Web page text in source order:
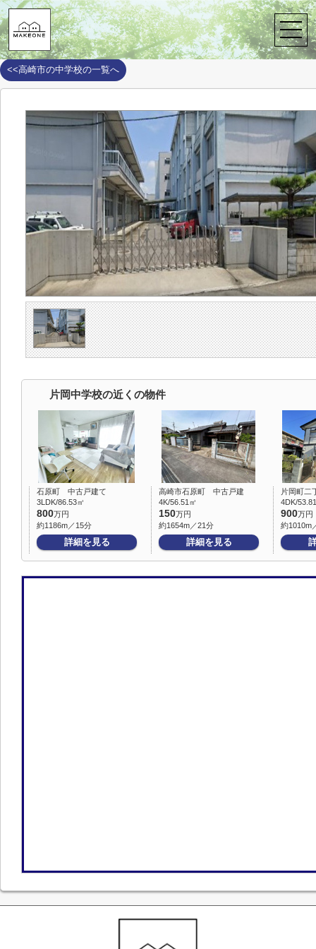
株式会社メイクワン > 周辺施設案内 > 高崎市 > 高崎市の中学校 >
片岡中学校
<<高崎市の中学校の一覧へ
片岡中学校の近くの物件
石原町 中古戸建て
3LDK/86.53㎡
800万円
約1186m／15分
詳細を見る
高崎市石原町 中古戸建
4K/56.51㎡
150万円
約1654m／21分
詳細を見る
片岡町二
4DK/
900万円
約1010m